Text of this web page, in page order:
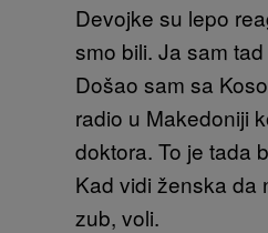
Devojke su lepo
smo bili. Ja sam
Došao sam sa
radio u Makedoniji
doktora. To je tada
Kad vidi ženska da
zub, voli.